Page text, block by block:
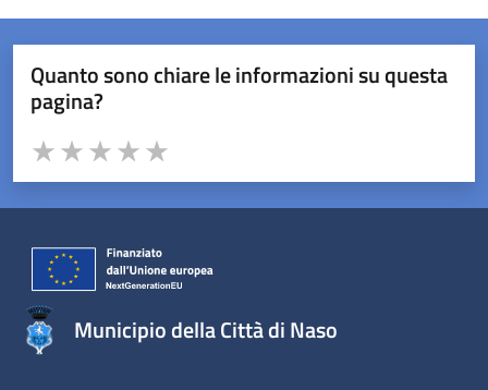
Quanto sono chiare le informazioni su questa
pagina?
Valuta da 1 a 5 stelle la pagina
Valuta 5 stelle su 5
Valuta 4 stelle su 5
Valuta 3 stelle su 5
Valuta 2 stelle su 5
Valuta 1 stelle su 5
Municipio della Città di Naso